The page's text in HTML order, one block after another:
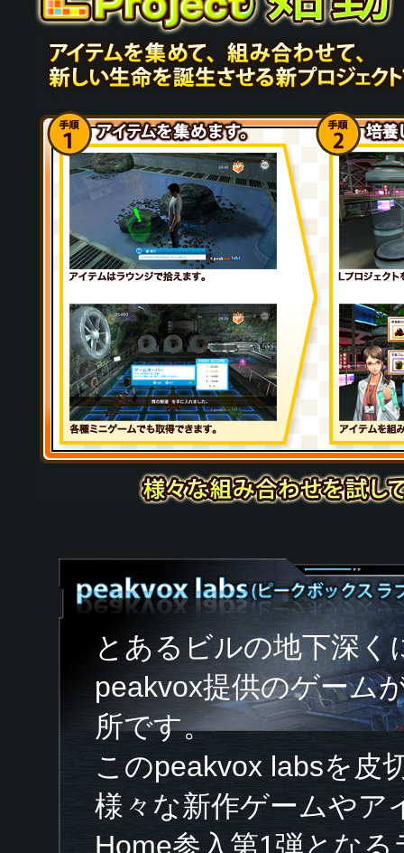
とあるビルの地下深く
peakvox提供のゲーム
所です。
このpeakvox labsを皮
様々な新作ゲームやア
Home参入第1弾とな